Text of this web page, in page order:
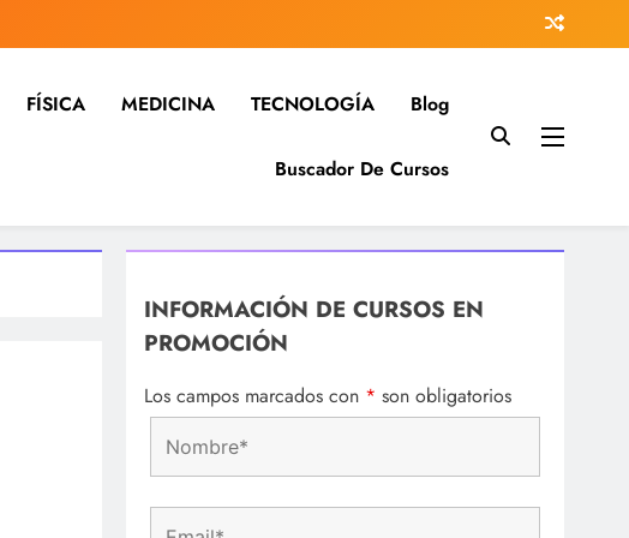
FÍSICA MEDICINA TECNOLOGÍA Blog
Buscador De Cursos
INFORMACIÓN DE CURSOS EN
PROMOCIÓN
Los campos marcados con * son obligatorios